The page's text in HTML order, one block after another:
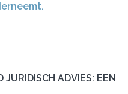
ADVIES: EEN